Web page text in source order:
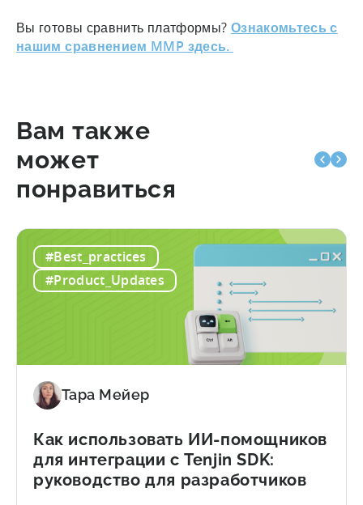
Вы готовы сравнить платформы? Ознакомьтесь с
нашим сравнением MMP здесь.
Вам также
может
понравиться
#Best_practices
#Product_Updates
Тара Мейер
Как использовать ИИ-помощников
для интеграции с Tenjin SDK:
руководство для разработчиков